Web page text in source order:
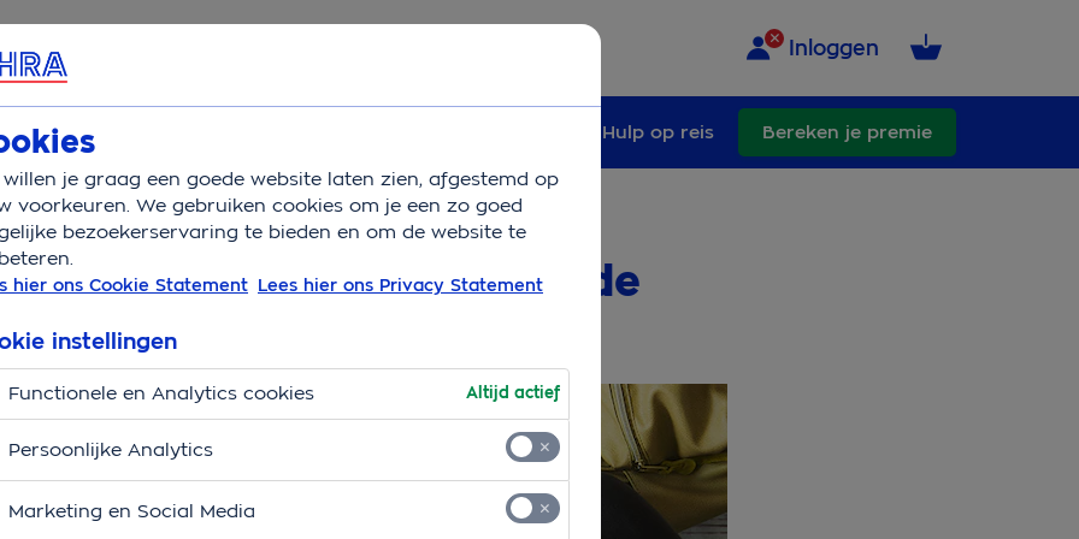
& Contact Inloggen
Hulp op reis Bereken je premie
prijs
Met deze 10 tips boek je de
willen je graag een goede website laten zien, afgestemd op
voorkeuren. We gebruiken cookies om je een zo goed
bezoekerservaring te bieden en om de website te
hier ons Cookie Statement Lees hier ons Privacy Statement
instellingen
Functionele en Analytics cookies Altijd actief
Persoonlijke Analytics
Marketing en Social Media